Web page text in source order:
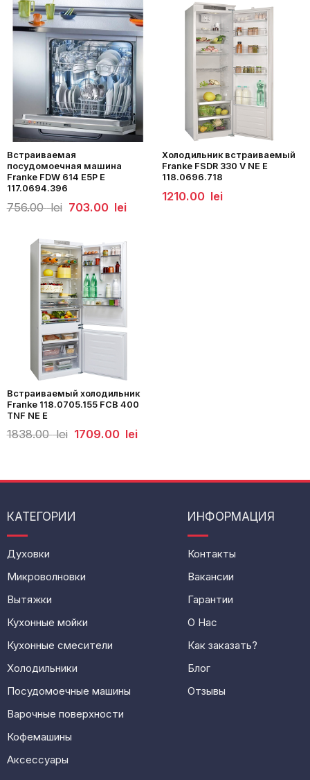
Встраиваемая
посудомоечная машина
Franke FDW 614 E5P E
117.0694.396
756.00lei Первоначальная
цена
703.00 leiТекущая
цена:
Холодильник встраиваемый
Franke FSDR 330 V NE E
118.0696.718
1210.00 lei
Встраиваемый холодильник
Franke 118.0705.155 FCB 400
TNF NE E
1838.00lei Первоначальная
цена
1709.00 leiТекущая
цена:
КАТЕГОРИИ
Духовки
Микроволновки
Вытяжки
Кухонные мойки
Кухонные смесители
Холодильники
Посудомоечные машины
Варочные поверхности
Кофемашины
Аксессуары
ИНФОРМАЦИЯ
Контакты
Вакансии
Гарантии
О Нас
Как заказать?
Блог
Отзывы